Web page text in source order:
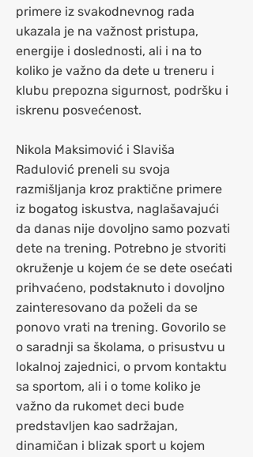
primere iz svakodnevnog rada
ukazala je na važnost pristupa,
energije i doslednosti, ali i na to
koliko je važno da dete u treneru i
klubu prepozna sigurnost, podršku i
iskrenu posvećenost.
Nikola Maksimović i Slaviša
Radulović preneli su svoja
razmišljanja kroz praktične primere
iz bogatog iskustva, naglašavajući
da danas nije dovoljno samo pozvati
dete na trening. Potrebno je stvoriti
okruženje u kojem će se dete osećati
prihvaćeno, podstaknuto i dovoljno
zainteresovano da poželi da se
ponovo vrati na trening. Govorilo se
o saradnji sa školama, o prisustvu u
lokalnoj zajednici, o prvom kontaktu
sa sportom, ali i o tome koliko je
važno da rukomet deci bude
predstavljen kao sadržajan,
dinamičan i blizak sport u kojem